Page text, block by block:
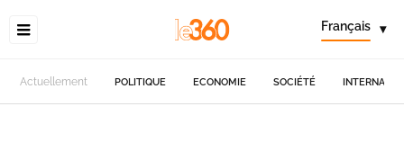
Français ▾
Actuellement POLITIQUE ECONOMIE SOCIÉTÉ